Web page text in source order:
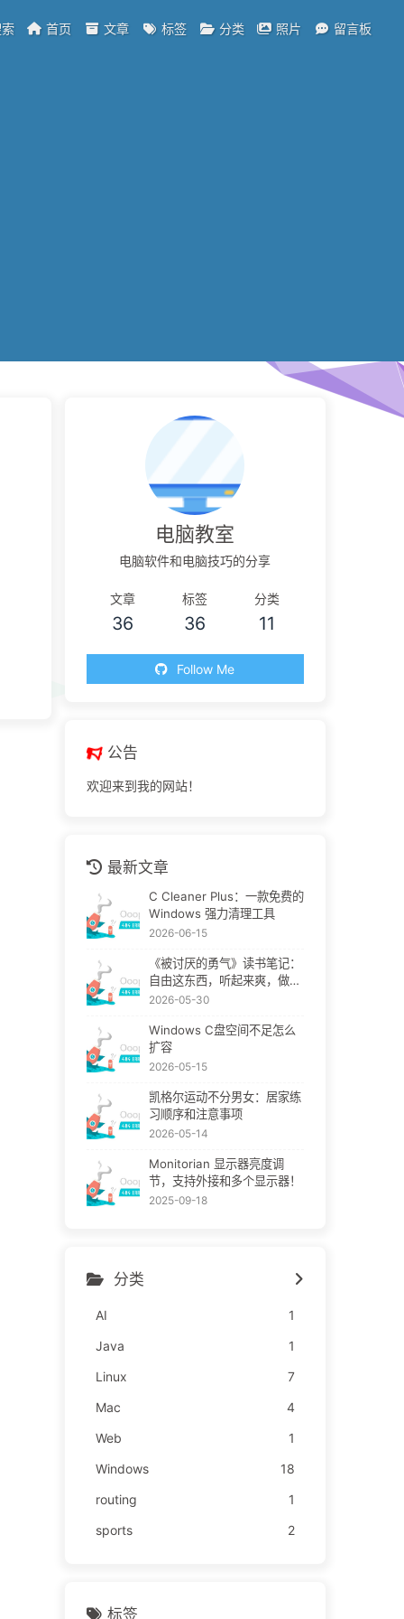
首页 文章 标签 分类 照片 留言板
电脑教室
电脑软件和电脑技巧的分享
文章
36
标签
36
分类
11
Follow Me
公告
欢迎来到我的网站！
最新文章
C Cleaner Plus：一款免费的
Windows 强力清理工具
2026-06-15
《被讨厌的勇气》读书笔记：
自由这东西，听起来爽，做起
来挺疼
2026-05-30
Windows C盘空间不足怎么
扩容
2026-05-15
凯格尔运动不分男女：居家练
习顺序和注意事项
2026-05-14
Monitorian 显示器亮度调
节，支持外接和多个显示器！
2025-09-18
分类
AI
1
Java
1
Linux
7
Mac
4
Web
1
Windows
18
routing
1
sports
2
标签